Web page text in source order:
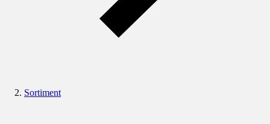
Sortiment